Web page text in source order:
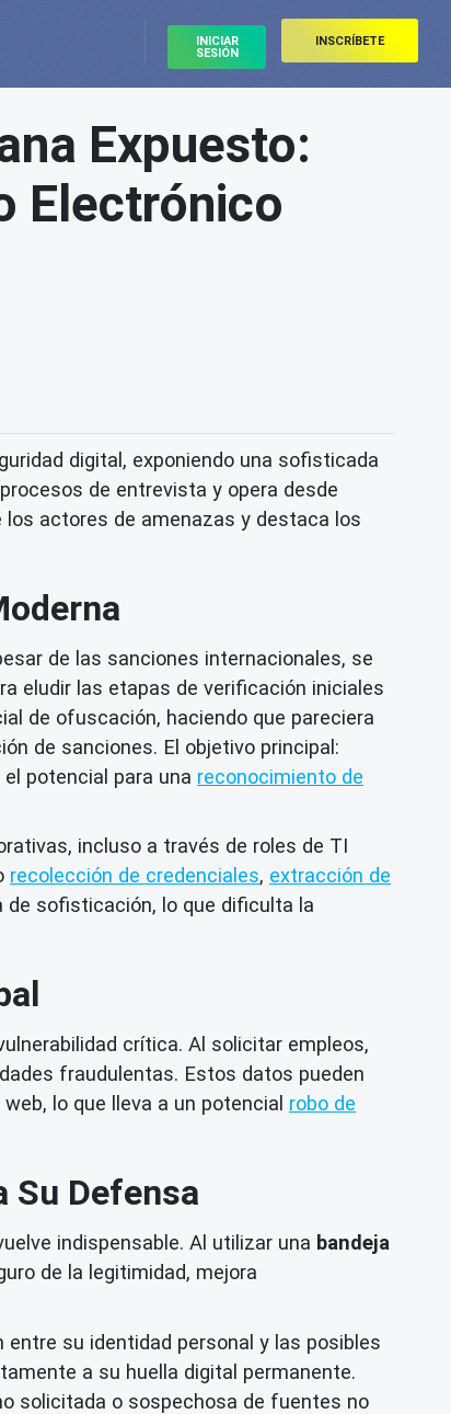
INICIAR
SESIÓN
INSCRÍBETE
Expuesto:
Electrónico
digital, exponiendo una sofisticada
de entrevista y opera desde
los actores de amenazas y destaca los
de las sanciones internacionales, se
eludir las etapas de verificación iniciales
de ofuscación, haciendo que pareciera
de sanciones. El objetivo principal:
potencial para una reconocimiento de
incluso a través de roles de TI
recolección de credenciales, extracción de
de sofisticación, lo que dificulta la
crítica. Al solicitar empleos,
fraudulentas. Estos datos pueden
lo que lleva a un potencial robo de
Su Defensa
indispensable. Al utilizar una bandeja
de la legitimidad, mejora
su identidad personal y las posibles
a su huella digital permanente.
solicitada o sospechosa de fuentes no